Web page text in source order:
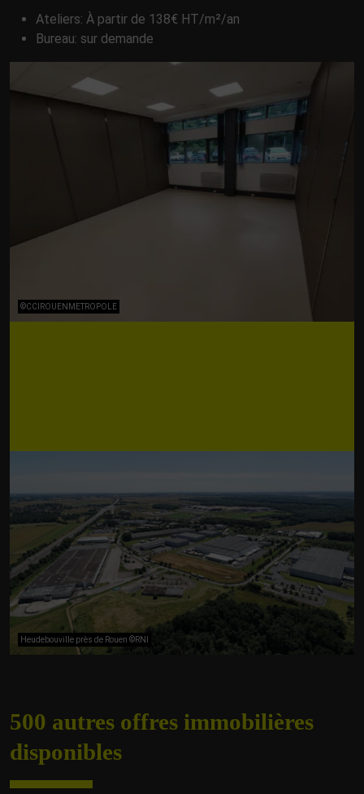
Ateliers: À partir de 138€ HT/m²/an
Bureau: sur demande
©CCIROUENMETROPOLE
Heudebouville près de Rouen ©RNI
500 autres offres immobilières
disponibles